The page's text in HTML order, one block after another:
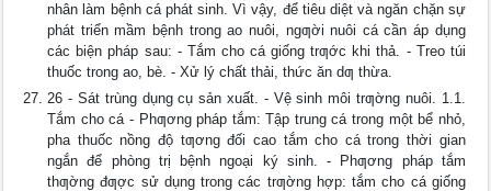
nhân làm bệnh cá phát sinh. Vì vậy, để tiêu diệt và ngăn chặn sự
phát triển mầm bệnh trong ao nuôi, ngƣời nuôi cá cần áp dụng
các biện pháp sau: - Tắm cho cá giống trƣớc khi thả. - Treo túi
thuốc trong ao, bè. - Xử lý chất thải, thức ăn dƣ thừa.
26 - Sát trùng dụng cụ sản xuất. - Vệ sinh môi trƣờng nuôi. 1.1.
Tắm cho cá - Phƣơng pháp tắm: Tập trung cá trong một bể nhỏ,
pha thuốc nồng độ tƣơng đối cao tắm cho cá trong thời gian
ngắn để phòng trị bệnh ngoại ký sinh. - Phƣơng pháp tắm
thƣờng đƣợc sử dụng trong các trƣờng hợp: tắm cho cá giống